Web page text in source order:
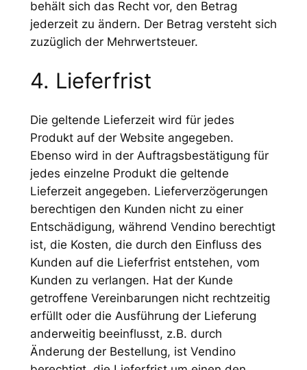
behält sich das Recht vor, den Betrag
jederzeit zu ändern. Der Betrag versteht sich
zuzüglich der Mehrwertsteuer.
4. Lieferfrist
Die geltende Lieferzeit wird für jedes
Produkt auf der Website angegeben.
Ebenso wird in der Auftragsbestätigung für
jedes einzelne Produkt die geltende
Lieferzeit angegeben. Lieferverzögerungen
berechtigen den Kunden nicht zu einer
Entschädigung, während Vendino berechtigt
ist, die Kosten, die durch den Einfluss des
Kunden auf die Lieferfrist entstehen, vom
Kunden zu verlangen. Hat der Kunde
getroffene Vereinbarungen nicht rechtzeitig
erfüllt oder die Ausführung der Lieferung
anderweitig beeinflusst, z.B. durch
Änderung der Bestellung, ist Vendino